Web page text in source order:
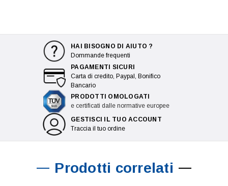
HAI BISOGNO DI AIUTO ?
Dommande frequenti
PAGAMENTI SICURI
Carta di credito, Paypal, Bonifico
Bancario
PRODOTTI OMOLOGATI
e certificati dalle normative europee
GESTISCI IL TUO ACCOUNT
Traccia il tuo ordine
Prodotti correlati